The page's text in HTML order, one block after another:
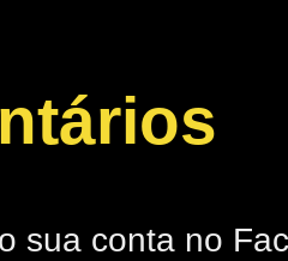
sua conta no